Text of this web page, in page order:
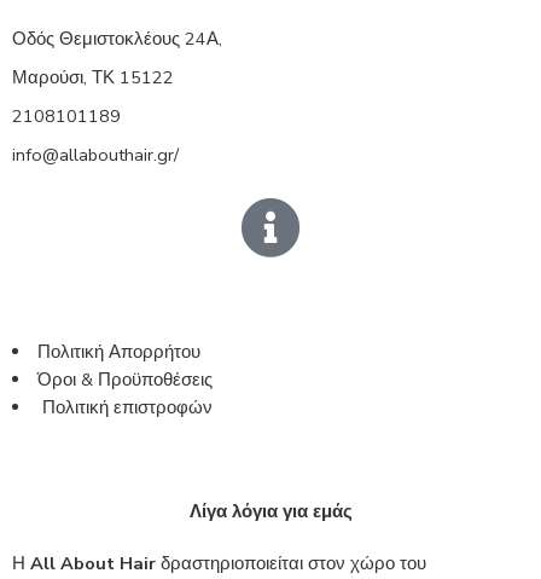
Οδός Θεμιστοκλέους 24Α,
Μαρούσι, ΤΚ 15122
2108101189
info@allabouthair.gr/
Πολιτική Απορρήτου
Όροι & Προϋποθέσεις
Πολιτική επιστροφών
Λίγα λόγια για εμάς
Η All About Hair δραστηριοποιείται στον χώρο του